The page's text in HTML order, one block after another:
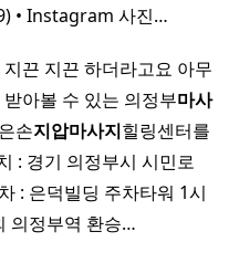
• Instagram 사진…
끈 지끈 하더라고요 아무
아볼 수 있는 의정부마사
손지압마사지힐링센터를
: 경기 의정부시 시민로
: 은덕빌딩 주차타워 1시
의정부역 환승…